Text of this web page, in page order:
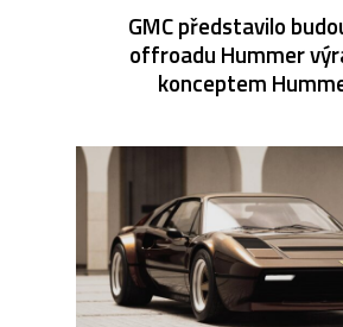
GMC představilo
offroadu Hummer
konceptem